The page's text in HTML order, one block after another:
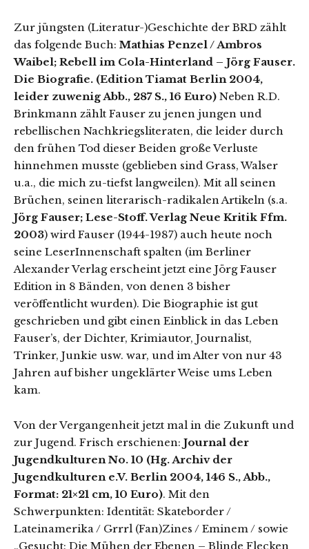
Zur jüngsten (Literatur-)Geschichte der BRD zählt
das folgende Buch: Mathias Penzel / Ambros
Waibel; Rebell im Cola-Hinterland – Jörg Fauser.
Die Biografie. (Edition Tiamat Berlin 2004,
leider zuwenig Abb., 287 S., 16 Euro) Neben R.D.
Brinkmann zählt Fauser zu jenen jungen und
rebellischen Nachkriegsliteraten, die leider durch
den frühen Tod dieser Beiden große Verluste
hinnehmen musste (geblieben sind Grass, Walser
u.a., die mich zu-tiefst langweilen). Mit all seinen
Brüchen, seinen literarisch-radikalen Artikeln (s.a.
Jörg Fauser; Lese-Stoff. Verlag Neue Kritik Ffm.
2003) wird Fauser (1944-1987) auch heute noch
seine LeserInnenschaft spalten (im Berliner
Alexander Verlag erscheint jetzt eine Jörg Fauser
Edition in 8 Bänden, von denen 3 bisher
veröffentlicht wurden). Die Biographie ist gut
geschrieben und gibt einen Einblick in das Leben
Fauser’s, der Dichter, Krimiautor, Journalist,
Trinker, Junkie usw. war, und im Alter von nur 43
Jahren auf bisher ungeklärter Weise ums Leben
kam.
Von der Vergangenheit jetzt mal in die Zukunft und
zur Jugend. Frisch erschienen: Journal der
Jugendkulturen No. 10 (Hg. Archiv der
Jugendkulturen e.V. Berlin 2004, 146 S., Abb.,
Format: 21×21 cm, 10 Euro). Mit den
Schwerpunkten: Identität: Skateborder /
Lateinamerika / Grrrl (Fan)Zines / Eminem / sowie
„Gesucht: Die Mühen der Ebenen – Blinde Flecken